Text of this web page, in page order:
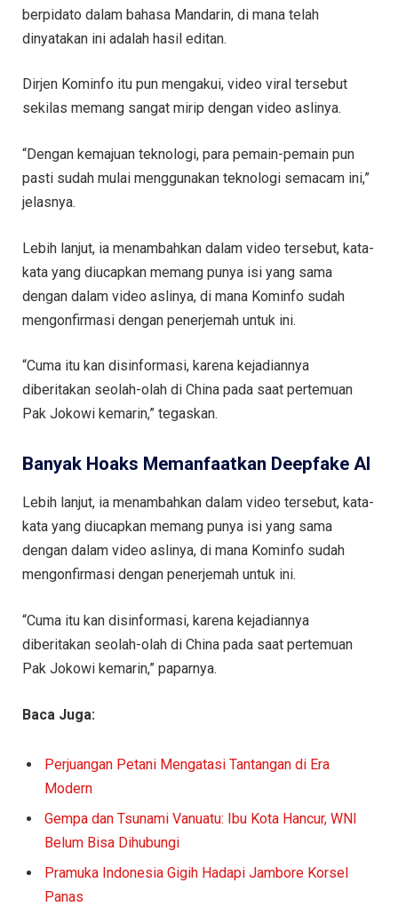
berpidato dalam bahasa Mandarin, di mana telah
dinyatakan ini adalah hasil editan.
Dirjen Kominfo itu pun mengakui, video viral tersebut
sekilas memang sangat mirip dengan video aslinya.
“Dengan kemajuan teknologi, para pemain-pemain pun
pasti sudah mulai menggunakan teknologi semacam ini,”
jelasnya.
Lebih lanjut, ia menambahkan dalam video tersebut, kata-
kata yang diucapkan memang punya isi yang sama
dengan dalam video aslinya, di mana Kominfo sudah
mengonfirmasi dengan penerjemah untuk ini.
“Cuma itu kan disinformasi, karena kejadiannya
diberitakan seolah-olah di China pada saat pertemuan
Pak Jokowi kemarin,” tegaskan.
Banyak Hoaks Memanfaatkan Deepfake Al
Lebih lanjut, ia menambahkan dalam video tersebut, kata-
kata yang diucapkan memang punya isi yang sama
dengan dalam video aslinya, di mana Kominfo sudah
mengonfirmasi dengan penerjemah untuk ini.
“Cuma itu kan disinformasi, karena kejadiannya
diberitakan seolah-olah di China pada saat pertemuan
Pak Jokowi kemarin,” paparnya.
Baca Juga:
Perjuangan Petani Mengatasi Tantangan di Era
Modern
Gempa dan Tsunami Vanuatu: Ibu Kota Hancur, WNI
Belum Bisa Dihubungi
Pramuka Indonesia Gigih Hadapi Jambore Korsel
Panas